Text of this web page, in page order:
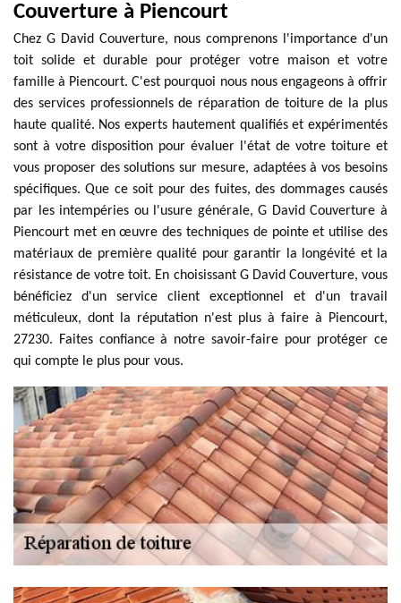
Couverture à Piencourt
Chez G David Couverture, nous comprenons l'importance d'un
toit solide et durable pour protéger votre maison et votre
famille à Piencourt. C'est pourquoi nous nous engageons à offrir
des services professionnels de réparation de toiture de la plus
haute qualité. Nos experts hautement qualifiés et expérimentés
sont à votre disposition pour évaluer l'état de votre toiture et
vous proposer des solutions sur mesure, adaptées à vos besoins
spécifiques. Que ce soit pour des fuites, des dommages causés
par les intempéries ou l'usure générale, G David Couverture à
Piencourt met en œuvre des techniques de pointe et utilise des
matériaux de première qualité pour garantir la longévité et la
résistance de votre toit. En choisissant G David Couverture, vous
bénéficiez d'un service client exceptionnel et d'un travail
méticuleux, dont la réputation n'est plus à faire à Piencourt,
27230. Faites confiance à notre savoir-faire pour protéger ce
qui compte le plus pour vous.